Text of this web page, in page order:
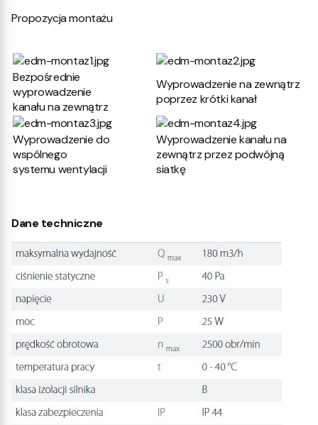
Propozycja montażu
Bezpośrednie
wyprowadzenie
kanału na zewnątrz
Wyprowadzenie na zewnątrz
poprzez krótki kanał
Wyprowadzenie do
wspólnego
systemu wentylacji
Wyprowadzenie kanału na
zewnątrz przez podwójną
siatkę
Dane techniczne